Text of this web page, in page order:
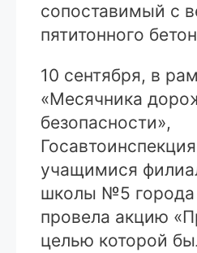
сопоставимый с
пятитонного
10 сентября, в
«Месячника
безопасности»,
учащимися
школы №5
провела акцию
целью которой